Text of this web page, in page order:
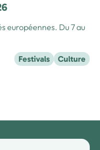
européennes. Du 7 au
Festivals Culture